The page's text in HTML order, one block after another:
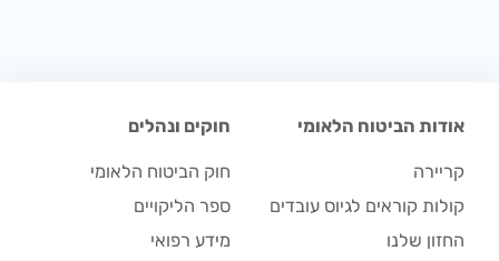
אודות הביטוח הלאומי
קריירה
קולות קוראים לגיוס עובדים
החזון שלנו
חוקים ונהלים
חוק הביטוח הלאומי
ספר הליקויים
מידע רפואי